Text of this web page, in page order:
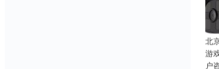
北
游
户